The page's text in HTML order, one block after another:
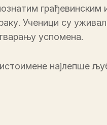
грађевинским
Ученици су
успомена.
најлепше